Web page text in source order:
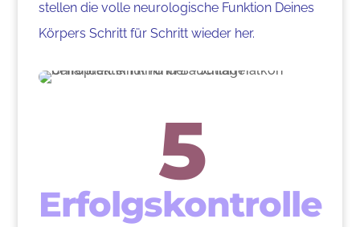
stellen die volle neurologische Funktion Deines
Körpers Schritt für Schritt wieder her.
5
Erfolgskontrolle